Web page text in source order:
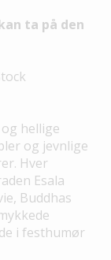
ta på den
hellige
og jevnlige
Hver
Esala
Buddhas
i festhumør